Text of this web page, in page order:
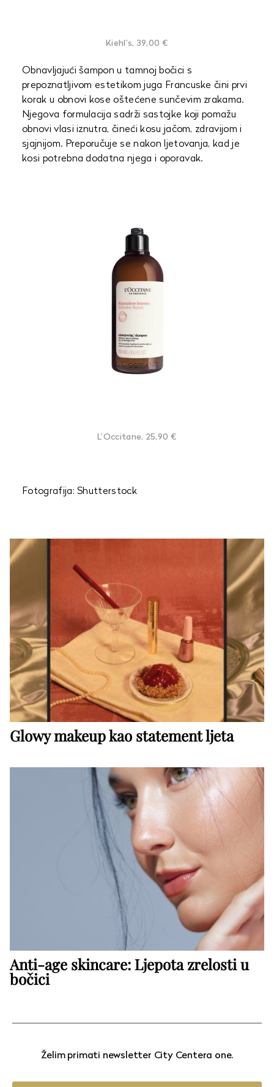
Kiehl’s, 39,00 €
Obnavljajući šampon u tamnoj bočici s
prepoznatljivom estetikom juga Francuske čini prvi
korak u obnovi kose oštećene sunčevim zrakama.
Njegova formulacija sadrži sastojke koji pomažu
obnovi vlasi iznutra, čineći kosu jačom, zdravijom i
sjajnijom. Preporučuje se nakon ljetovanja, kad je
kosi potrebna dodatna njega i oporavak.
L’Occitane, 25,90 €
Fotografija: Shutterstock
Glowy makeup kao statement ljeta
Anti-age skincare: Ljepota zrelosti u
bočici
Želim primati newsletter City Centera one.